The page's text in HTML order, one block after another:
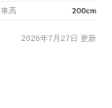
車高 200cm
2026年7月27日 更新